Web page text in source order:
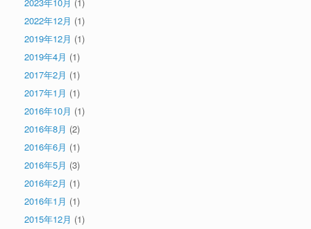
2022年12月 (1)
2019年12月 (1)
2019年4月 (1)
2017年2月 (1)
2017年1月 (1)
2016年10月 (1)
2016年8月 (2)
2016年6月 (1)
2016年5月 (3)
2016年2月 (1)
2016年1月 (1)
2015年12月 (1)